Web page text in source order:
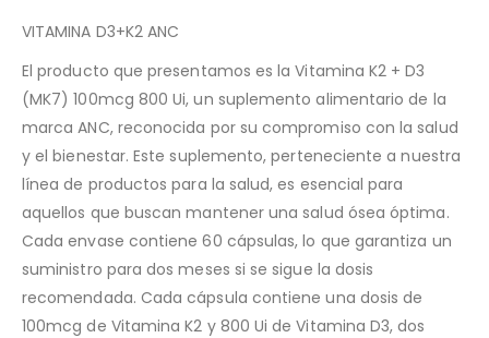
VITAMINA D3+K2 ANC
El producto que presentamos es la Vitamina K2 + D3
(MK7) 100mcg 800 Ui, un suplemento alimentario de la
marca ANC, reconocida por su compromiso con la salud
y el bienestar. Este suplemento, perteneciente a nuestra
línea de productos para la salud, es esencial para
aquellos que buscan mantener una salud ósea óptima.
Cada envase contiene 60 cápsulas, lo que garantiza un
suministro para dos meses si se sigue la dosis
recomendada. Cada cápsula contiene una dosis de
100mcg de Vitamina K2 y 800 Ui de Vitamina D3, dos